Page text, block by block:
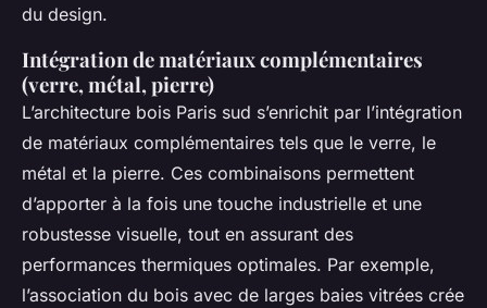
du design.
Intégration de matériaux complémentaires
(verre, métal, pierre)
L’architecture bois Paris sud s’enrichit par l’intégration
de matériaux complémentaires tels que le verre, le
métal et la pierre. Ces combinaisons permettent
d’apporter à la fois une touche industrielle et une
robustesse visuelle, tout en assurant des
performances thermiques optimales. Par exemple,
l’association du bois avec de larges baies vitrées crée